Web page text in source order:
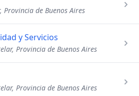
Provincia de Buenos Aires
y Servicios
Provincia de Buenos Aires
Provincia de Buenos Aires